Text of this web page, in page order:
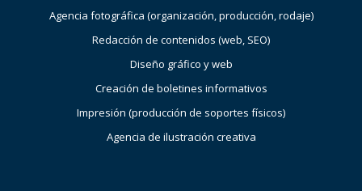
Agencia fotográfica (organización, producción, rodaje)
Redacción de contenidos (web, SEO)
Diseño gráfico y web
Creación de boletines informativos
Impresión (producción de soportes físicos)
Agencia de ilustración creativa